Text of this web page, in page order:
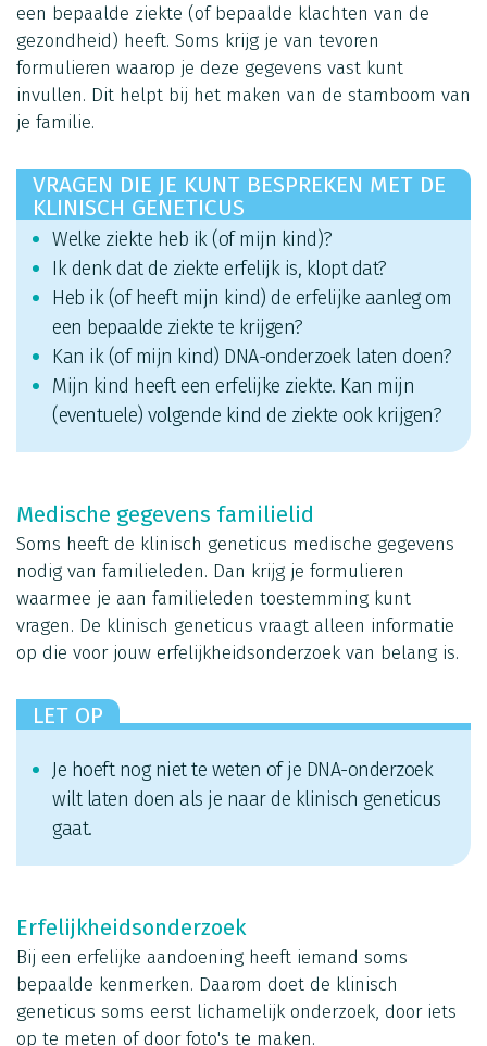
een bepaalde ziekte (of bepaalde klachten van de
gezondheid) heeft. Soms krijg je van tevoren
formulieren waarop je deze gegevens vast kunt
invullen. Dit helpt bij het maken van de stamboom van
je familie.
VRAGEN DIE JE KUNT BESPREKEN MET DE
KLINISCH GENETICUS
Welke ziekte heb ik (of mijn kind)?
Ik denk dat de ziekte erfelijk is, klopt dat?
Heb ik (of heeft mijn kind) de erfelijke aanleg om
een bepaalde ziekte te krijgen?
Kan ik (of mijn kind) DNA-onderzoek laten doen?
Mijn kind heeft een erfelijke ziekte. Kan mijn
(eventuele) volgende kind de ziekte ook krijgen?
Medische gegevens familielid
Soms heeft de klinisch geneticus medische gegevens
nodig van familieleden. Dan krijg je formulieren
waarmee je aan familieleden toestemming kunt
vragen. De klinisch geneticus vraagt alleen informatie
op die voor jouw erfelijkheidsonderzoek van belang is.
LET OP
Je hoeft nog niet te weten of je DNA-onderzoek
wilt laten doen als je naar de klinisch geneticus
gaat.
Erfelijkheidsonderzoek
Bij een erfelijke aandoening heeft iemand soms
bepaalde kenmerken. Daarom doet de klinisch
geneticus soms eerst lichamelijk onderzoek, door iets
op te meten of door foto's te maken.